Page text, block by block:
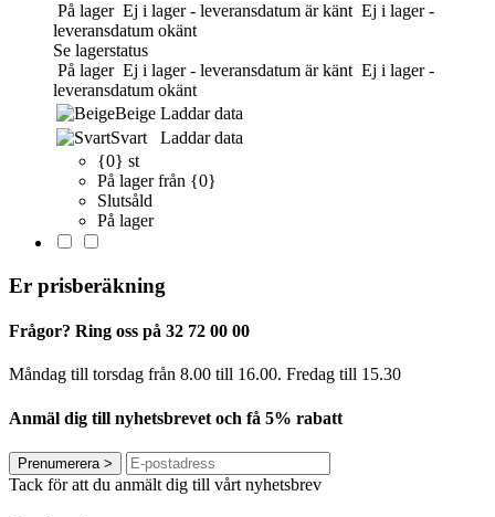
På lager Ej i lager - leveransdatum är känt Ej i lager -
leveransdatum okänt
Se lagerstatus
På lager Ej i lager - leveransdatum är känt Ej i lager -
leveransdatum okänt
Beige Laddar data
Svart
Laddar data
{0} st
På lager från {0}
Slutsåld
På lager
Er prisberäkning
Frågor? Ring oss på 32 72 00 00
Måndag till torsdag från 8.00 till 16.00. Fredag ​​till 15.30
Anmäl dig till nyhetsbrevet och få 5% rabatt
Prenumerera >
Tack för att du anmält dig till vårt nyhetsbrev